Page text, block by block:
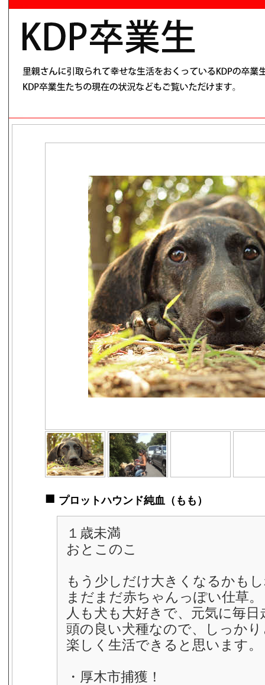
■ プロットハウンド純血（もも）
１歳未満
おとこのこ
もう少しだけ大きくなるかも
まだまだ赤ちゃんっぽい仕草。
人も犬も大好きで、元気に毎
頭の良い犬種なので、しっか
楽しく生活できると思います。
・厚木市捕獲！